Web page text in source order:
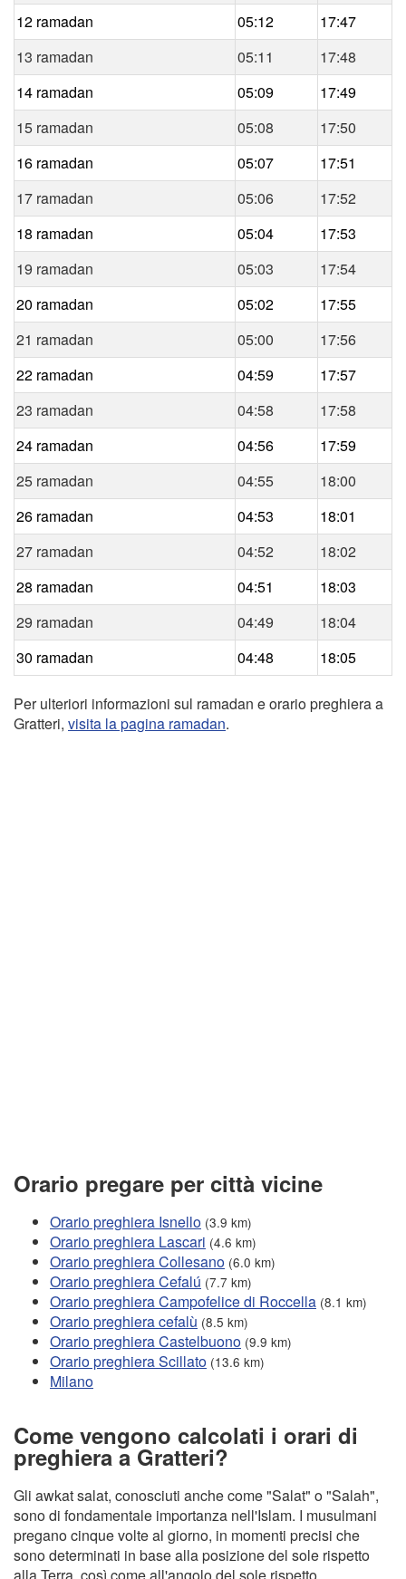
12 ramadan 05:12
17:47
13 ramadan
05:11
17:48
14 ramadan
05:09
17:49
15 ramadan
05:08
17:50
16 ramadan
05:07
17:51
17 ramadan
05:06
17:52
18 ramadan
05:04
17:53
19 ramadan
05:03
17:54
20 ramadan
05:02
17:55
21 ramadan
05:00
17:56
22 ramadan
04:59
17:57
23 ramadan
04:58
17:58
24 ramadan
04:56
17:59
25 ramadan
04:55
18:00
26 ramadan
04:53
18:01
27 ramadan
04:52
18:02
28 ramadan
04:51
18:03
29 ramadan
04:49
18:04
30 ramadan
04:48 18:05
Per ulteriori informazioni sul ramadan e orario preghiera a
Gratteri, visita la pagina ramadan.
Orario pregare per città vicine
Orario preghiera Isnello (3.9 km)
Orario preghiera Lascari (4.6 km)
Orario preghiera Collesano (6.0 km)
Orario preghiera Cefalú (7.7 km)
Orario preghiera Campofelice di Roccella (8.1 km)
Orario preghiera cefalù (8.5 km)
Orario preghiera Castelbuono (9.9 km)
Orario preghiera Scillato (13.6 km)
Milano
Come vengono calcolati i orari di
preghiera a Gratteri?
Gli awkat salat, conosciuti anche come "Salat" o "Salah",
sono di fondamentale importanza nell'Islam. I musulmani
pregano cinque volte al giorno, in momenti precisi che
sono determinati in base alla posizione del sole rispetto
alla Terra, così come all'angolo del sole rispetto